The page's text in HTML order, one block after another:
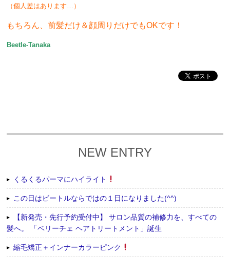
（個人差はあります…）
もちろん、前髪だけ＆顔周りだけでもOKです！
Beetle-Tanaka
NEW ENTRY
くるくるパーマにハイライト
この日はビートルならではの１日になりました(^^)
【新発売・先行予約受付中】 サロン品質の補修力を、すべての
髪へ。 「ベリーチェ ヘアトリートメント」誕生
縮毛矯正＋インナーカラーピンク